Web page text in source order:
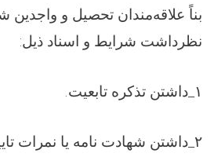
بناً علاقه‌مندان تحصیل و واجدین
نظرداشت شرایط و اسناد ذیل:
۱ داشتن تذکره تابعیت.
۲ داشتن شهادت نامه یا نمرات